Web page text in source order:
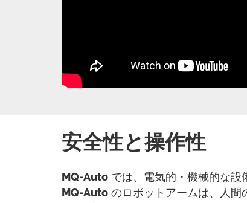
安全性と操作性
MQ-Auto では、電気的・機械的な設
MQ-Auto のロボットアームは、人間